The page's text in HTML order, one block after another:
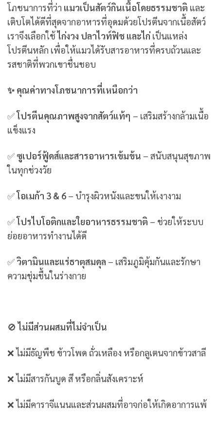
โภชนาการที่ว่า แมวเป็นสัตว์กินเนื้อโดยธรรมชาติ และ
เติบโตได้ดีที่สุดจากอาหารที่อุดมด้วยโปรตีนจากเนื้อสัตว์
เราจึงเลือกใช้ไก่งวง ปลาไวท์ฟิช และไก่ เป็นแหล่ง
โปรตีนหลัก เพื่อให้แมวได้รับสารอาหารที่ครบถ้วนและ
รสชาติที่พวกเขาชื่นชอบ
✨ คุณค่าทางโภชนาการที่เหนือกว่า
✅โปรตีนคุณภาพสูงจากสัตว์แท้ๆ – เสริมสร้างกล้ามเนื้อ
แข็งแรง
✅ซูเปอร์ฟู้ดส์และสารอาหารเข้มข้น – สนับสนุนสุขภาพ
ในทุกช่วงวัย
✅โอเมก้า 3 & 6 – บำรุงผิวหนังและขนให้เงางาม
✅โปรไบโอติกและใยอาหารธรรมชาติ – ช่วยให้ระบบ
ย่อยอาหารทำงานได้ดี
✅วิตามินและแร่ธาตุสมดุล – เสริมภูมิคุ้มกันและรักษา
ความชุ่มชื้นในร่างกาย
🚫 ไม่มีส่วนผสมที่ไม่จำเป็น
❌ ไม่มีธัญพืช ข้าวโพด ถั่วเหลือง หรือกลูเตนจากข้าวสาลี
❌ ไม่มีสารกันบูด สี หรือกลิ่นสังเคราะห์
❌ ไม่มีคาราจีแนนและส่วนผสมที่อาจก่อให้เกิดอาการแพ้